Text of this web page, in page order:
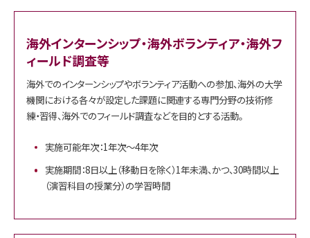
海外インターンシップ・海外ボランティア・海外フ
ィールド調査等
海外でのインターンシップやボランティア活動への参加、海外の大学
機関における各々が設定した課題に関連する専門分野の技術修
練・習得、海外でのフィールド調査などを目的とする活動。
実施可能年次：1年次～4年次
実施期間：8日以上（移動日を除く）1年未満、かつ、30時間以上
（演習科目の授業分）の学習時間